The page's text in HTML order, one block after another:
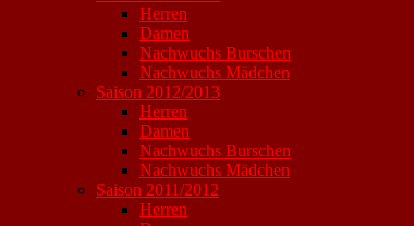
Herren
Damen
Nachwuchs Burschen
Nachwuchs Mädchen
Saison 2012/2013
Herren
Damen
Nachwuchs Burschen
Nachwuchs Mädchen
Saison 2011/2012
Herren